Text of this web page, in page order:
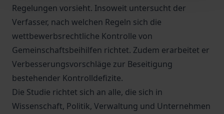
Regelungen vorsieht. Insoweit untersucht der
Verfasser, nach welchen Regeln sich die
wettbewerbsrechtliche Kontrolle von
Gemeinschaftsbeihilfen richtet. Zudem erarbeitet er
Verbesserungsvorschläge zur Beseitigung
bestehender Kontrolldefizite.
Die Studie richtet sich an alle, die sich in
Wissenschaft, Politik, Verwaltung und Unternehmen